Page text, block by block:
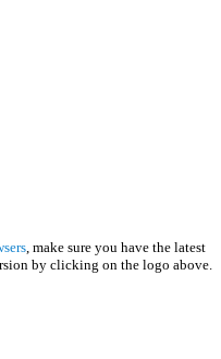
, make sure you have the latest
by clicking on the logo above.